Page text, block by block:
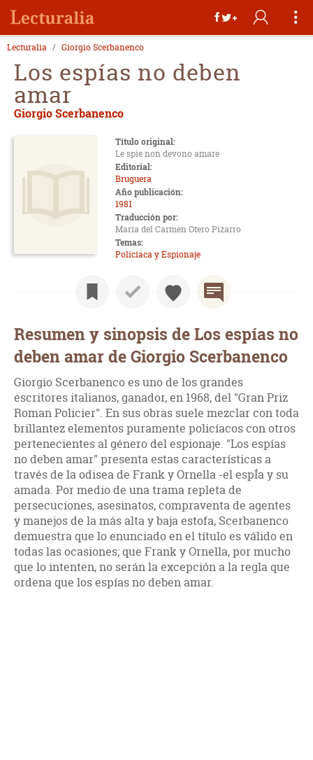
Lecturalia Giorgio Scerbanenco
Los espías no deben
amar
Giorgio Scerbanenco
Título original:
Le spie non devono amare
Editorial:
Bruguera
Año publicación:
1981
Traducción por:
María del Carmen Otero Pizarro
Temas:
Policíaca y Espionaje
Resumen y sinopsis de Los espías no
deben amar de Giorgio Scerbanenco
Giorgio Scerbanenco es uno de los grandes
escritores italianos, ganador, en 1968, del "Gran Priz
Roman Policier". En sus obras suele mezclar con toda
brillantez elementos puramente policíacos con otros
pertenecientes al género del espionaje. "Los espías
no deben amar" presenta estas características a
través de la odisea de Frank y Ornella -el espÍa y su
amada. Por medio de una trama repleta de
persecuciones, asesinatos, compraventa de agentes
y manejos de la más alta y baja estofa, Scerbanenco
demuestra que lo enunciado en el título es válido en
todas las ocasiones; que Frank y Ornella, por mucho
que lo intenten, no serán la excepción a la regla que
ordena que los espías no deben amar.